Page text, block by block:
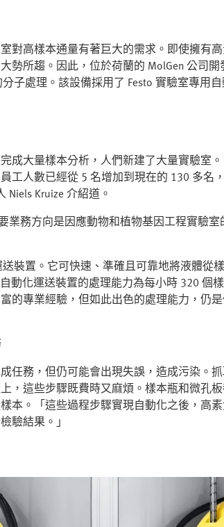
對高樣本通量有著巨大的需求。即使擁有
勢所趨。因此，位於荷蘭的 MolGen 公司開
子處理。該設備採用了 Festo 實驗室專用自
成大量樣本分析，人們新建了大量實驗室
工人數已經從 5 名增加到現在的 130 多名
Niels Kruize 介紹道。
業務方向是因應動物和植物基因工程實驗
送裝置。它可快速、準確且可靠地將液體從
動化運送裝置的處理能力為每小時 320 個
的專業經驗，但如此出色的處理能力，仍是
任務，但仍可能會出現失誤，造成污染。
，這些步驟既費時又麻煩。樣本瓶和微孔
本。「這些過程步驟實現自動化之後，高
驗結果。」